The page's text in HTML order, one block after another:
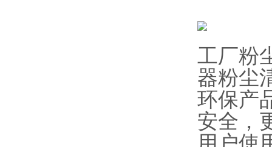
工厂粉
器粉尘
环保产
安全，